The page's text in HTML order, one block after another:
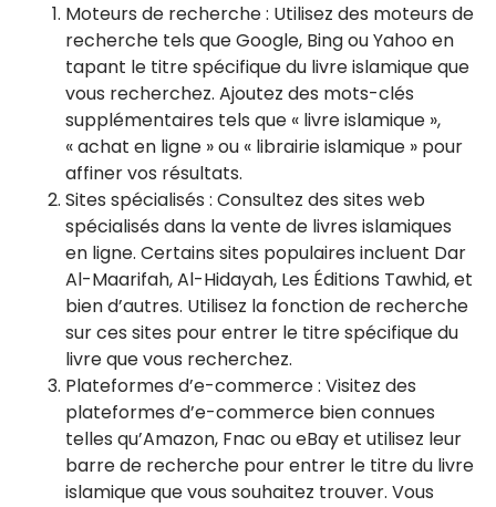
Moteurs de recherche : Utilisez des moteurs de
recherche tels que Google, Bing ou Yahoo en
tapant le titre spécifique du livre islamique que
vous recherchez. Ajoutez des mots-clés
supplémentaires tels que « livre islamique »,
« achat en ligne » ou « librairie islamique » pour
affiner vos résultats.
Sites spécialisés : Consultez des sites web
spécialisés dans la vente de livres islamiques
en ligne. Certains sites populaires incluent Dar
Al-Maarifah, Al-Hidayah, Les Éditions Tawhid, et
bien d’autres. Utilisez la fonction de recherche
sur ces sites pour entrer le titre spécifique du
livre que vous recherchez.
Plateformes d’e-commerce : Visitez des
plateformes d’e-commerce bien connues
telles qu’Amazon, Fnac ou eBay et utilisez leur
barre de recherche pour entrer le titre du livre
islamique que vous souhaitez trouver. Vous